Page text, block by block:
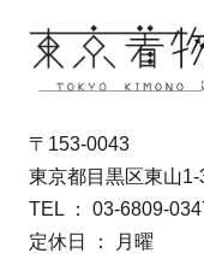
〒153-0043
東京都目黒区東山
TEL ： 03-6809-
定休日 ： 月曜